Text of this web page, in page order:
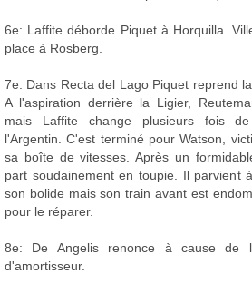
6e: Laffite déborde Piquet à Horquilla.
place à Rosberg.
7e: Dans Recta del Lago Piquet reprend
A l'aspiration derrière la Ligier,
mais Laffite change plusieurs fois
l'Argentin. C'est terminé pour Watson,
sa boîte de vitesses. Après un
part soudainement en toupie. Il parvient
son bolide mais son train avant est
pour le réparer.
8e: De Angelis renonce à cause de
d'amortisseur.